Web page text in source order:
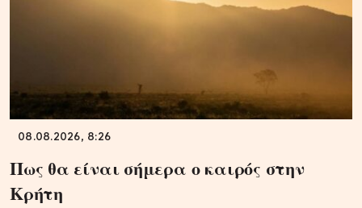
08.08.2026, 8:26
Πως θα είναι σήμερα ο καιρός στην
Κρήτη